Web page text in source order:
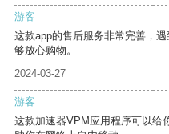
游客
这款app的售后服务非常完善，
够放心购物。
2024-03-27
游客
这款加速器VPM应用程序可以给